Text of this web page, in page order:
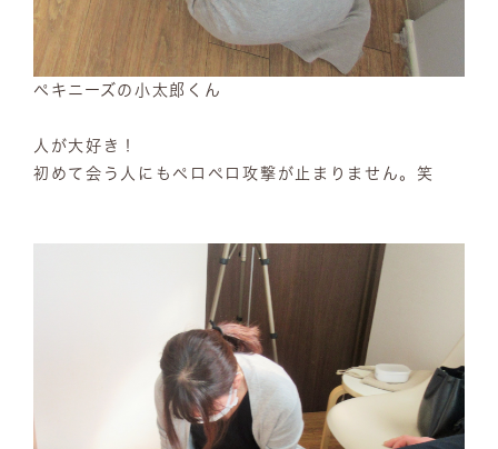
ペキニーズの小太郎くん
人が大好き！
初めて会う人にもペロペロ攻撃が止まりません。笑